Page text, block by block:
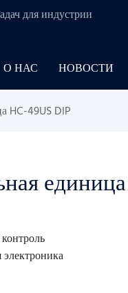
дляиндустрии
О НАС НОВОСТИ
HC-49US DIP